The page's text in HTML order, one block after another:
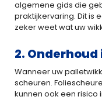
algemene gids die
praktijkervaring. Dit is
zeker weet wat uw
2.
Wanneer uw
scheuren.
kunnen ook een risico